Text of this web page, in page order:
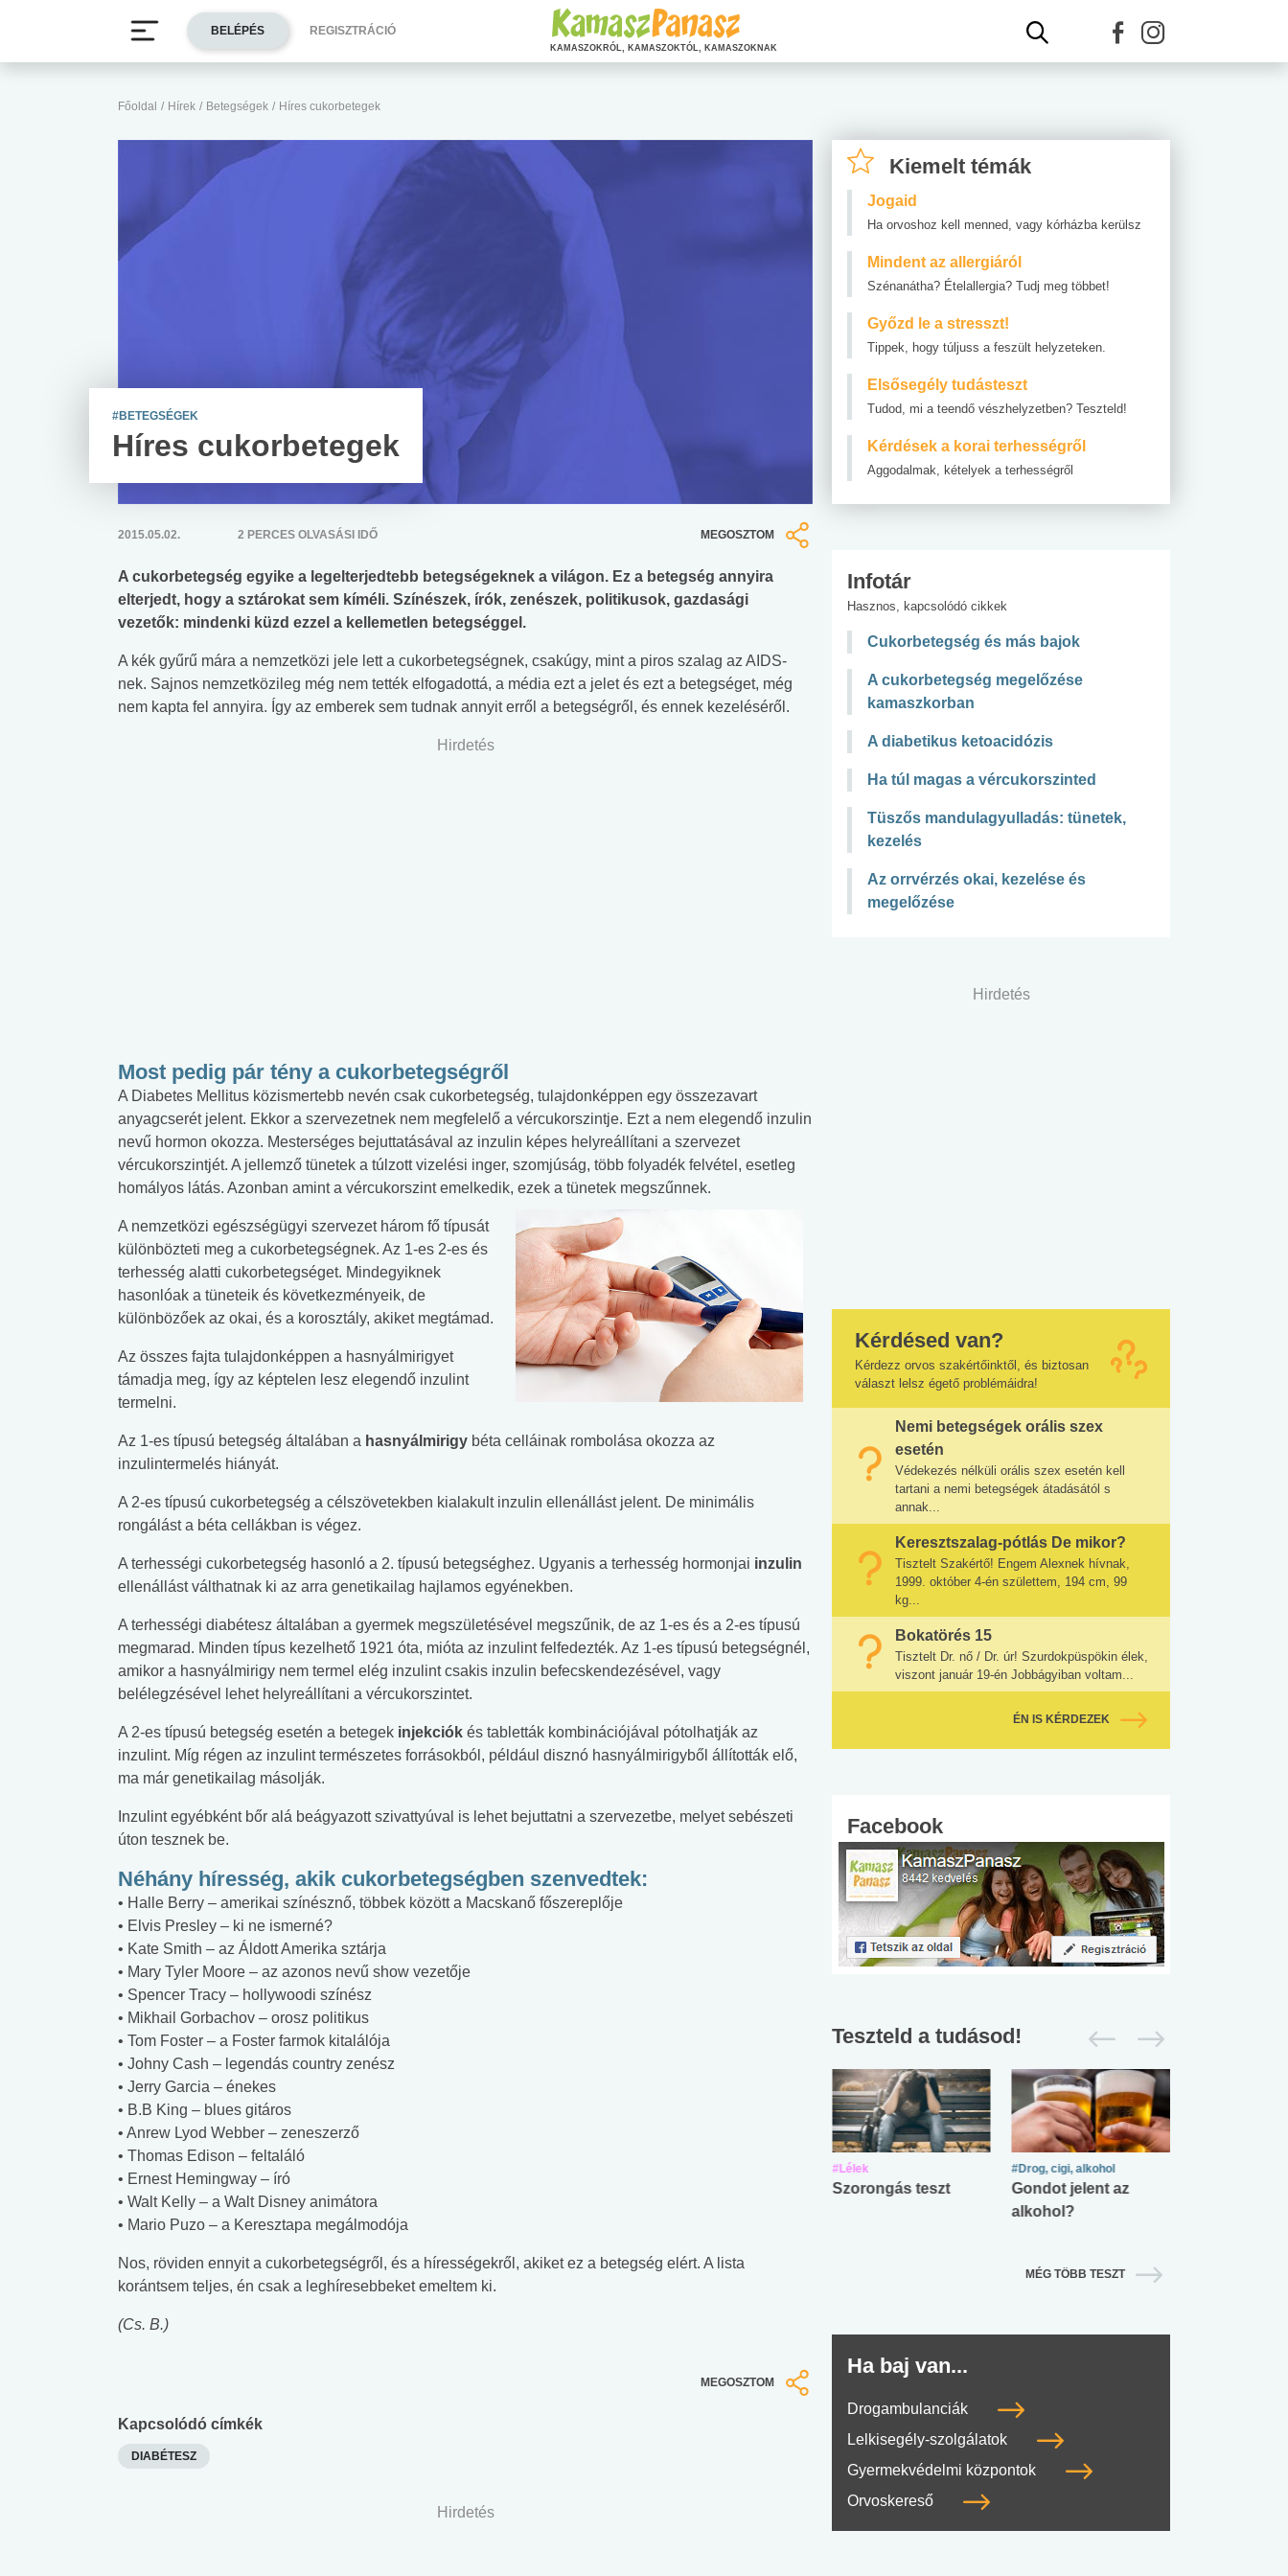
Főoldal / Hírek / Betegségek / Híres cukorbetegek
#BETEGSÉGEK
Híres cukorbetegek
2015.05.02. 2 PERCES OLVASÁSI IDŐ MEGOSZTOM
A cukorbetegség egyike a legelterjedtebb betegségeknek a világon. Ez a betegség annyira
elterjedt, hogy a sztárokat sem kíméli. Színészek, írók, zenészek, politikusok, gazdasági
vezetők: mindenki küzd ezzel a kellemetlen betegséggel.
A kék gyűrű mára a nemzetközi jele lett a cukorbetegségnek, csakúgy, mint a piros szalag az AIDS-
nek. Sajnos nemzetközileg még nem tették elfogadottá, a média ezt a jelet és ezt a betegséget, még
nem kapta fel annyira. Így az emberek sem tudnak annyit erről a betegségről, és ennek kezeléséről.
Hirdetés
Most pedig pár tény a cukorbetegségről
A Diabetes Mellitus közismertebb nevén csak cukorbetegség, tulajdonképpen egy összezavart
anyagcserét jelent. Ekkor a szervezetnek nem megfelelő a vércukorszintje. Ezt a nem elegendő inzulin
nevű hormon okozza. Mesterséges bejuttatásával az inzulin képes helyreállítani a szervezet
vércukorszintjét. A jellemző tünetek a túlzott vizelési inger, szomjúság, több folyadék felvétel, esetleg
homályos látás. Azonban amint a vércukorszint emelkedik, ezek a tünetek megszűnnek.
A nemzetközi egészségügyi szervezet három fő típusát
különbözteti meg a cukorbetegségnek. Az 1-es 2-es és
terhesség alatti cukorbetegséget. Mindegyiknek
hasonlóak a tüneteik és következményeik, de
különbözőek az okai, és a korosztály, akiket megtámad.
Az összes fajta tulajdonképpen a hasnyálmirigyet
támadja meg, így az képtelen lesz elegendő inzulint
termelni.
Az 1-es típusú betegség általában a hasnyálmirigy béta celláinak rombolása okozza az
inzulintermelés hiányát.
A 2-es típusú cukorbetegség a célszövetekben kialakult inzulin ellenállást jelent. De minimális
rongálást a béta cellákban is végez.
A terhességi cukorbetegség hasonló a 2. típusú betegséghez. Ugyanis a terhesség hormonjai inzulin
ellenállást válthatnak ki az arra genetikailag hajlamos egyénekben.
A terhességi diabétesz általában a gyermek megszületésével megszűnik, de az 1-es és a 2-es típusú
megmarad. Minden típus kezelhető 1921 óta, mióta az inzulint felfedezték. Az 1-es típusú betegségnél,
amikor a hasnyálmirigy nem termel elég inzulint csakis inzulin befecskendezésével, vagy
belélegzésével lehet helyreállítani a vércukorszintet.
A 2-es típusú betegség esetén a betegek injekciók és tabletták kombinációjával pótolhatják az
inzulint. Míg régen az inzulint természetes forrásokból, például disznó hasnyálmirigyből állították elő,
ma már genetikailag másolják.
Inzulint egyébként bőr alá beágyazott szivattyúval is lehet bejuttatni a szervezetbe, melyet sebészeti
úton tesznek be.
Néhány híresség, akik cukorbetegségben szenvedtek:
• Halle Berry – amerikai színésznő, többek között a Macskanő főszereplője
• Elvis Presley – ki ne ismerné?
• Kate Smith – az Áldott Amerika sztárja
• Mary Tyler Moore – az azonos nevű show vezetője
• Spencer Tracy – hollywoodi színész
• Mikhail Gorbachov – orosz politikus
• Tom Foster – a Foster farmok kitalálója
• Johny Cash – legendás country zenész
• Jerry Garcia – énekes
• B.B King – blues gitáros
• Anrew Lyod Webber – zeneszerző
• Thomas Edison – feltaláló
• Ernest Hemingway – író
• Walt Kelly – a Walt Disney animátora
• Mario Puzo – a Keresztapa megálmodója
Nos, röviden ennyit a cukorbetegségről, és a hírességekről, akiket ez a betegség elért. A lista
korántsem teljes, én csak a leghíresebbeket emeltem ki.
(Cs. B.)
MEGOSZTOM
Kapcsolódó címkék
DIABÉTESZ
Hirdetés
Kiemelt témák
Jogaid
Ha orvoshoz kell menned, vagy kórházba kerülsz
Mindent az allergiáról
Szénanátha? Ételallergia? Tudj meg többet!
Győzd le a stresszt!
Tippek, hogy túljuss a feszült helyzeteken.
Elsősegély tudásteszt
Tudod, mi a teendő vészhelyzetben? Teszteld!
Kérdések a korai terhességről
Aggodalmak, kételyek a terhességről
Infotár
Hasznos, kapcsolódó cikkek
Cukorbetegség és más bajok
A cukorbetegség megelőzése
kamaszkorban
A diabetikus ketoacidózis
Ha túl magas a vércukorszinted
Tüszős mandulagyulladás: tünetek,
kezelés
Az orrvérzés okai, kezelése és
megelőzése
Hirdetés
Kérdésed van?
Kérdezz orvos szakértőinktől, és biztosan
választ lelsz égető problémáidra!
Nemi betegségek orális szex
esetén
Védekezés nélküli orális szex esetén kell
tartani a nemi betegségek átadásától s
annak...
Keresztszalag-pótlás De mikor?
Tisztelt Szakértő! Engem Alexnek hívnak,
1999. október 4-én születtem, 194 cm, 99
kg...
Bokatörés 15
Tisztelt Dr. nő / Dr. úr! Szurdokpüspökin élek,
viszont január 19-én Jobbágyiban voltam...
ÉN IS KÉRDEZEK
Facebook
Teszteld a tudásod!
Mekkora az ökológiai
lábnyomod?
tudásteszt
#Lélek
Szorongás teszt
#Drog, cigi, alkohol
Gondot jelent az
alkohol?
MÉG TÖBB TESZT
Ha baj van...
Drogambulanciák
Lelkisegély-szolgálatok
Gyermekvédelmi központok
Orvoskereső
BELÉPÉS REGISZTRÁCIÓ
KAMASZOKRÓL, KAMASZOKTÓL, KAMASZOKNAK